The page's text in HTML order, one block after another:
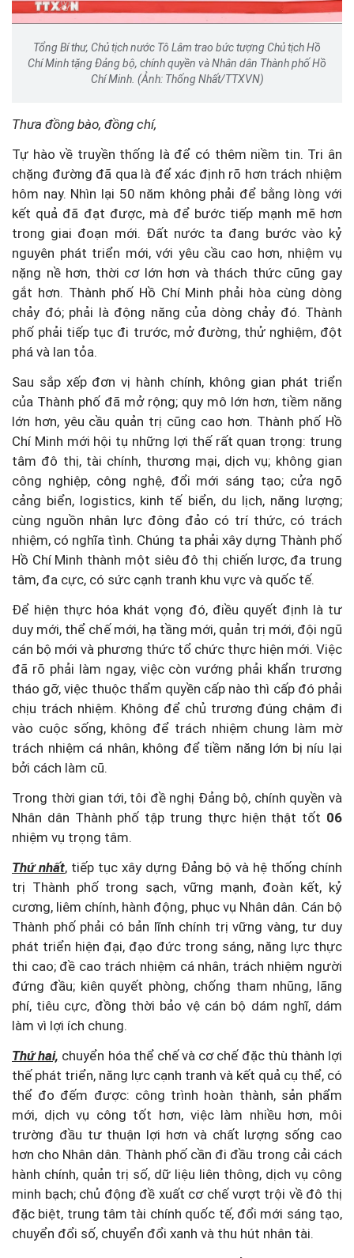
Tổng Bí thư, Chủ tịch nước Tô Lâm trao bức tượng Chủ tịch Hồ
Chí Minh tặng Đảng bộ, chính quyền và Nhân dân Thành phố Hồ
Chí Minh. (Ảnh: Thống Nhất/TTXVN)
Thưa đồng bào, đồng chí,
Tự hào về truyền thống là để có thêm niềm tin. Tri ân
chặng đường đã qua là để xác định rõ hơn trách nhiệm
hôm nay. Nhìn lại 50 năm không phải để bằng lòng với
kết quả đã đạt được, mà để bước tiếp mạnh mẽ hơn
trong giai đoạn mới. Đất nước ta đang bước vào kỷ
nguyên phát triển mới, với yêu cầu cao hơn, nhiệm vụ
nặng nề hơn, thời cơ lớn hơn và thách thức cũng gay
gắt hơn. Thành phố Hồ Chí Minh phải hòa cùng dòng
chảy đó; phải là động năng của dòng chảy đó. Thành
phố phải tiếp tục đi trước, mở đường, thử nghiệm, đột
phá và lan tỏa.
Sau sắp xếp đơn vị hành chính, không gian phát triển
của Thành phố đã mở rộng; quy mô lớn hơn, tiềm năng
lớn hơn, yêu cầu quản trị cũng cao hơn. Thành phố Hồ
Chí Minh mới hội tụ những lợi thế rất quan trọng: trung
tâm đô thị, tài chính, thương mại, dịch vụ; không gian
công nghiệp, công nghệ, đổi mới sáng tạo; cửa ngõ
cảng biển, logistics, kinh tế biển, du lịch, năng lượng;
cùng nguồn nhân lực đông đảo có trí thức, có trách
nhiệm, có nghĩa tình. Chúng ta phải xây dựng Thành phố
Hồ Chí Minh thành một siêu đô thị chiến lược, đa trung
tâm, đa cực, có sức cạnh tranh khu vực và quốc tế.
Để hiện thực hóa khát vọng đó, điều quyết định là tư
duy mới, thể chế mới, hạ tầng mới, quản trị mới, đội ngũ
cán bộ mới và phương thức tổ chức thực hiện mới. Việc
đã rõ phải làm ngay, việc còn vướng phải khẩn trương
tháo gỡ, việc thuộc thẩm quyền cấp nào thì cấp đó phải
chịu trách nhiệm. Không để chủ trương đúng chậm đi
vào cuộc sống, không để trách nhiệm chung làm mờ
trách nhiệm cá nhân, không để tiềm năng lớn bị níu lại
bởi cách làm cũ.
Trong thời gian tới, tôi đề nghị Đảng bộ, chính quyền và
Nhân dân Thành phố tập trung thực hiện thật tốt 06
nhiệm vụ trọng tâm.
Thứ nhất, tiếp tục xây dựng Đảng bộ và hệ thống chính
trị Thành phố trong sạch, vững mạnh, đoàn kết, kỷ
cương, liêm chính, hành động, phục vụ Nhân dân. Cán bộ
Thành phố phải có bản lĩnh chính trị vững vàng, tư duy
phát triển hiện đại, đạo đức trong sáng, năng lực thực
thi cao; đề cao trách nhiệm cá nhân, trách nhiệm người
đứng đầu; kiên quyết phòng, chống tham nhũng, lãng
phí, tiêu cực, đồng thời bảo vệ cán bộ dám nghĩ, dám
làm vì lợi ích chung.
Thứ hai, chuyển hóa thể chế và cơ chế đặc thù thành lợi
thế phát triển, năng lực cạnh tranh và kết quả cụ thể, có
thể đo đếm được: công trình hoàn thành, sản phẩm
mới, dịch vụ công tốt hơn, việc làm nhiều hơn, môi
trường đầu tư thuận lợi hơn và chất lượng sống cao
hơn cho Nhân dân. Thành phố cần đi đầu trong cải cách
hành chính, quản trị số, dữ liệu liên thông, dịch vụ công
minh bạch; chủ động đề xuất cơ chế vượt trội về đô thị
đặc biệt, trung tâm tài chính quốc tế, đổi mới sáng tạo,
chuyển đổi số, chuyển đổi xanh và thu hút nhân tài.